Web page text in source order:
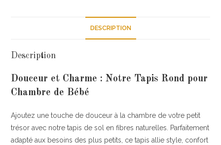
DESCRIPTION
Description
Douceur et Charme : Notre Tapis Rond pour
Chambre de Bébé
Ajoutez une touche de douceur à la chambre de votre petit
trésor avec notre tapis de sol en fibres naturelles. Parfaitement
adapté aux besoins des plus petits, ce tapis allie style, confort